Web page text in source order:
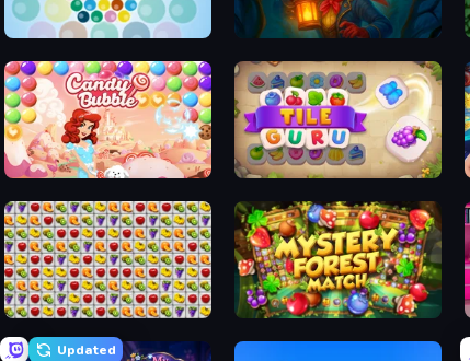
Bubble Spinner Lamplighter: Merge & Magic
Candy Bubble Tile Guru
Same Game Fruit Collapse Mystery Forest - Match 3
Updated